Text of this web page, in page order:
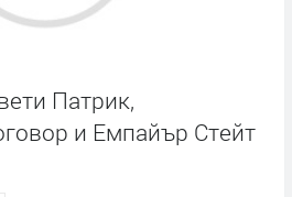
Патрик,
и Емпайър Стейт